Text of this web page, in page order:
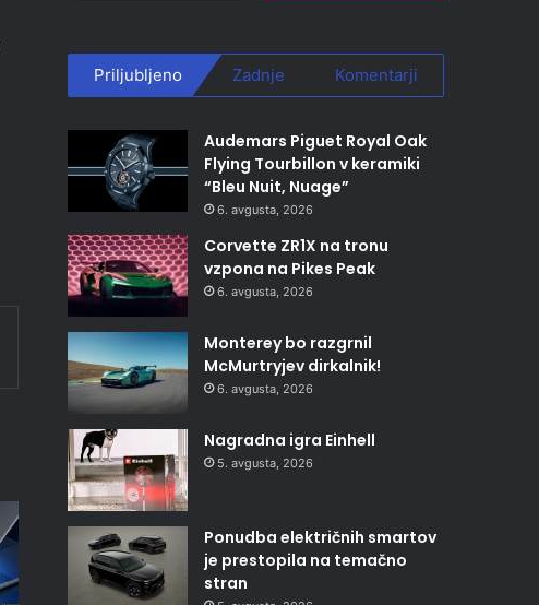
Priljubljeno Zadnje Komentarji
Audemars Piguet Royal Oak
Flying Tourbillon v keramiki
“Bleu Nuit, Nuage”
6. avgusta, 2026
Corvette ZR1X na tronu
vzpona na Pikes Peak
6. avgusta, 2026
Monterey bo razgrnil
McMurtryjev dirkalnik!
6. avgusta, 2026
Nagradna igra Einhell
5. avgusta, 2026
Ponudba električnih smartov
je prestopila na temačno
stran